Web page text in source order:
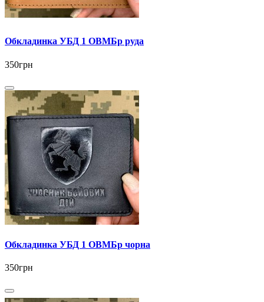
Обкладинка УБД 1 ОВМБр руда
350грн
Обкладинка УБД 1 ОВМБр чорна
350грн